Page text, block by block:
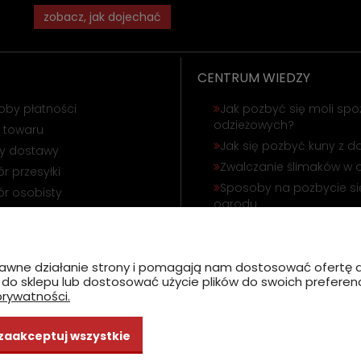
zobacz, jak dojechać
płatności
towaru
dostawy
przesyłki
osobisty
CENTRUM WIEDZY
Jak pozbyć się moli
odzieżowych?
Jak się pozbyć kuny z
Zwalczanie ślimaków w
Sposoby na pozbycie
ogrodu
działanie strony i pomagają nam dostosować
sklepu lub dostosować użycie plików do swoich
wszystkie